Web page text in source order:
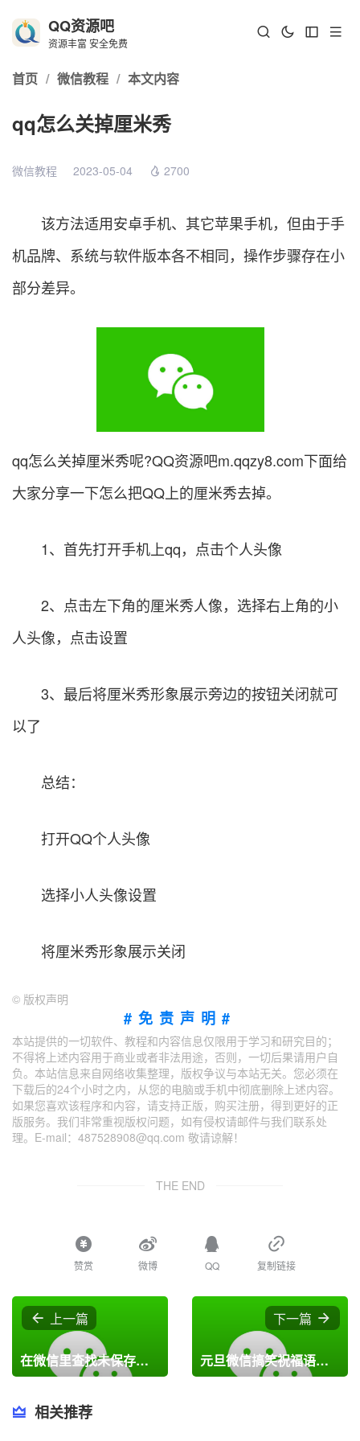
QQ资源吧
资源丰富 安全免费
首页 / 微信教程 / 本文内容
qq怎么关掉厘米秀
微信教程 2023-05-04 2700
该方法适用安卓手机、其它苹果手机，但由于手
机品牌、系统与软件版本各不相同，操作步骤存在小
部分差异。
qq怎么关掉厘米秀呢?QQ资源吧m.qqzy8.com下面给
大家分享一下怎么把QQ上的厘米秀去掉。
1、首先打开手机上qq，点击个人头像
2、点击左下角的厘米秀人像，选择右上角的小
人头像，点击设置
3、最后将厘米秀形象展示旁边的按钮关闭就可
以了
总结：
打开QQ个人头像
选择小人头像设置
将厘米秀形象展示关闭
© 版权声明
#免责声明#
本站提供的一切软件、教程和内容信息仅限用于学习和研究目的；
不得将上述内容用于商业或者非法用途，否则，一切后果请用户自
负。本站信息来自网络收集整理，版权争议与本站无关。您必须在
下载后的24个小时之内，从您的电脑或手机中彻底删除上述内容。
如果您喜欢该程序和内容，请支持正版，购买注册，得到更好的正
版服务。我们非常重视版权问题，如有侵权请邮件与我们联系处
理。E-mail：487528908@qq.com 敬请谅解！
THE END
赞赏 微博 QQ 复制链接
上一篇
在微信里查找未保存微信群的操作流程
下一篇
元旦微信搞笑祝福语简短
相关推荐